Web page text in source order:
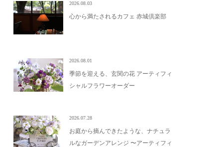
2026.08.03
心から満たされるカフェ 赤城倶楽部
2026.08.01
季節を迎える、玄関の花 アーティフィ
シャルフラワーオーダー
2026.07.28
お庭から摘んできたような、ナチュラ
ルなガーデンアレンジ 〜アーティフィ